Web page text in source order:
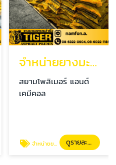
จำหน่ายยางมะตอยผสมสำเร็จ
สยามโพลิเมอร์ แอนด์
เคมีคอล
จำหน่ายยางมะตอยผสมสำเร็จ ดูรายละเอียด